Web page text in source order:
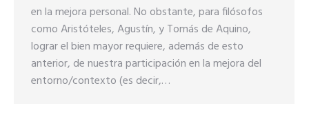
en la mejora personal. No obstante, para filósofos
como Aristóteles, Agustín, y Tomás de Aquino,
lograr el bien mayor requiere, además de esto
anterior, de nuestra participación en la mejora del
entorno/contexto (es decir,…